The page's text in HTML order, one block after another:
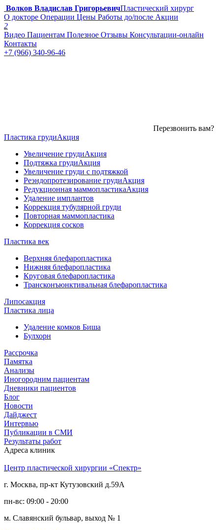
Волков Владислав ГригорьевичПластический хирург
О докторе Операции Цены Работы до/после Акции
2
Видео Пациентам Полезное Отзывы Консультации-онлайн
Контакты
+7 (966) 340-96-46
Перезвонить вам?
Пластика грудиАкция
Увеличение грудиАкция
Подтяжка грудиАкция
Увеличение груди с подтяжкой
Реэндопротезирование грудиАкция
Редукционная маммопластикаАкция
Удаление имплантов
Коррекция тубулярной груди
Повторная маммопластика
Коррекция сосков
Пластика век
Верхняя блефаропластика
Нижняя блефаропластика
Круговая блефаропластика
Трансконъюнктивальная блефаропластика
Липосакция
Пластика лица
Удаление комков Биша
Булхорн
Рассрочка
Памятка
Анализы
Иногородним пациентам
Дневники пациентов
Блог
Новости
Дайджест
Интервью
Публикации в СМИ
Результаты работ
Адреса клиник
Центр пластической хирургии «Спектр»
г. Москва, пр-кт Кутузовский д.59А
пн-вс: 09:00 - 20:00
м. Славянский бульвар, выход № 1